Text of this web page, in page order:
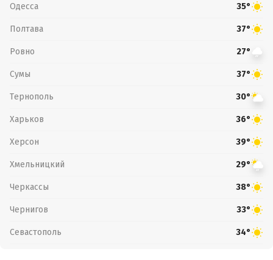
Одесса 35°
Полтава 37°
Ровно 27°
Сумы 37°
Тернополь 30°
Харьков 36°
Херсон 39°
Хмельницкий 29°
Черкассы 38°
Чернигов 33°
Севастополь 34°